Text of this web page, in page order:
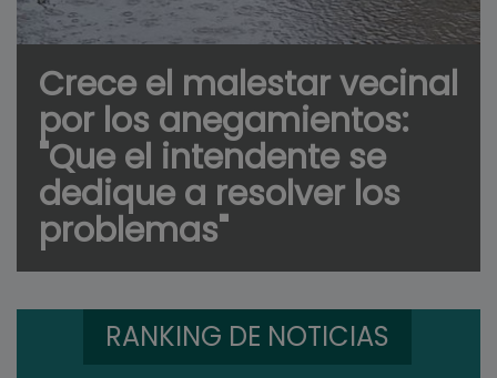
Crece el malestar vecinal
por los anegamientos:
"Que el intendente se
dedique a resolver los
problemas"
RANKING DE NOTICIAS